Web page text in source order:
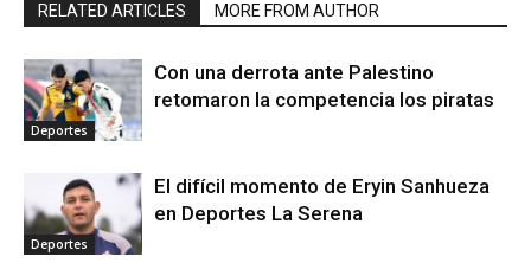
RELATED ARTICLES MORE FROM AUTHOR
Deportes
Con una derrota ante Palestino
retomaron la competencia los piratas
Deportes
El difícil momento de Eryin Sanhueza
en Deportes La Serena